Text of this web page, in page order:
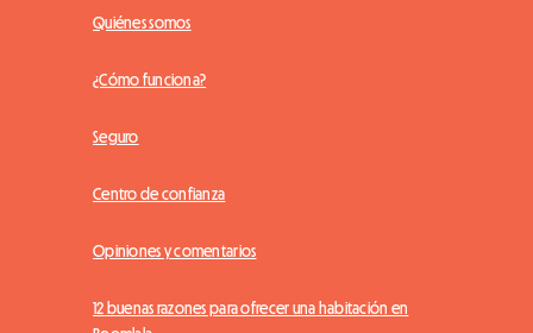
Quiénes somos
¿Cómo funciona?
Seguro
Centro de confianza
Opiniones y comentarios
12 buenas razones para ofrecer una habitación en